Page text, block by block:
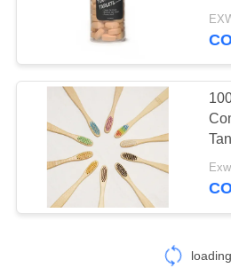
Tanden die
Tabletten
Mondelinge